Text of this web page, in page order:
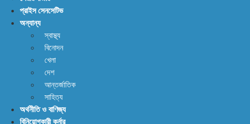
প্রাইস সেনসেটিভ
অন্যান্য
স্বাস্থ্য
বিনোদন
খেলা
দেশ
আন্তর্জাতিক
সাহিত্য
অর্থনীতি ও বাণিজ্য
বিনিয়োগকারী কর্নার